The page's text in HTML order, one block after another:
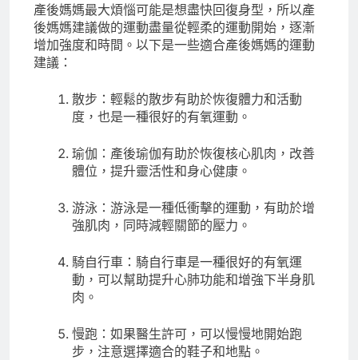
產後媽媽最大煩惱可能是想盡快回復身型，所以產
後媽媽建議做的運動盡量從輕柔的運動開始，逐漸
增加強度和時間。以下是一些適合產後媽媽的運動
建議：
散步：輕鬆的散步有助於恢復體力和活動
度，也是一種很好的有氧運動。
瑜伽：產後瑜伽有助於恢復核心肌肉，改善
體位，提升靈活性和身心健康。
游泳：游泳是一種低衝擊的運動，有助於增
強肌肉，同時減輕關節的壓力。
騎自行車：騎自行車是一種很好的有氧運
動，可以幫助提升心肺功能和增強下半身肌
肉。
慢跑：如果醫生許可，可以慢慢地開始跑
步，注意選擇適合的鞋子和地點。